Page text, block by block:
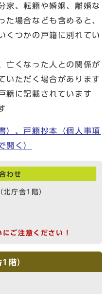
家、転籍や婚姻、離婚な
た場合なども含めると、
くつかの戸籍に別れてい
亡くなった人との関係が
いただく場合があります
籍に記載されています
）、戸籍抄本（個人事項
開く）
わせ
北庁舎1階）
ご注意ください！
階）